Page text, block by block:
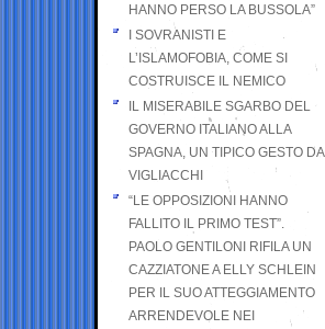
HANNO PERSO LA BUSSOLA”
I SOVRANISTI E
L’ISLAMOFOBIA, COME SI
COSTRUISCE IL NEMICO
IL MISERABILE SGARBO DEL
GOVERNO ITALIANO ALLA
SPAGNA, UN TIPICO GESTO DA
VIGLIACCHI
“LE OPPOSIZIONI HANNO
FALLITO IL PRIMO TEST”.
PAOLO GENTILONI RIFILA UN
CAZZIATONE A ELLY SCHLEIN
PER IL SUO ATTEGGIAMENTO
ARRENDEVOLE NEI